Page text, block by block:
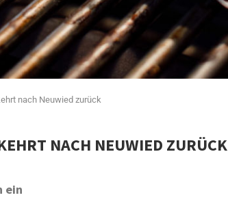
nach Neuwied zurück
NACH NEUWIED ZURÜCK
ein